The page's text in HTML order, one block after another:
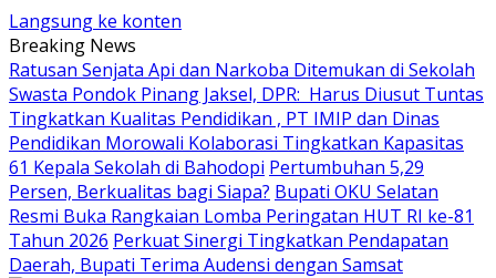
Langsung ke konten
Breaking News
Ratusan Senjata Api dan Narkoba Ditemukan di Sekolah
Swasta Pondok Pinang Jaksel, DPR: Harus Diusut Tuntas
Tingkatkan Kualitas Pendidikan , PT IMIP dan Dinas
Pendidikan Morowali Kolaborasi Tingkatkan Kapasitas
61 Kepala Sekolah di Bahodopi Pertumbuhan 5,29
Persen, Berkualitas bagi Siapa? Bupati OKU Selatan
Resmi Buka Rangkaian Lomba Peringatan HUT RI ke-81
Tahun 2026 Perkuat Sinergi Tingkatkan Pendapatan
Daerah, Bupati Terima Audensi dengan Samsat